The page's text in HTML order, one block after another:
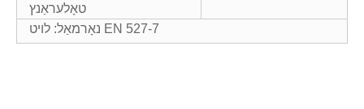
טאָלעראַנץ
נאָרמאַל: לויט EN 527-7